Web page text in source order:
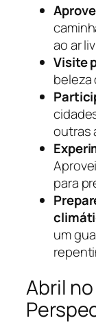
ao ar
Visite
beleza
outras
para
um
Abril